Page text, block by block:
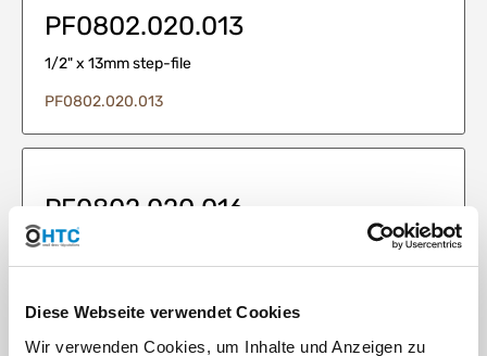
Diese Webseite verwendet Cookies
Wir verwenden Cookies, um Inhalte und Anzeigen zu
PF0802.020.013
1/2" x 13mm step-file
PF0802.020.013
PF0802.020.016
1/2" x 16mm - step file